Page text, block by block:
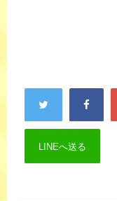
LINEへ送る